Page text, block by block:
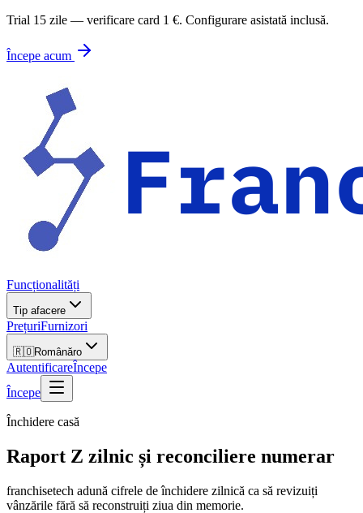
Trial 15 zile — verificare card 1 €. Configurare asistată inclusă.
Începe acum
Funcționalități
Tip afacere
PrețuriFurnizori
🇷🇴Românăro
AutentificareÎncepe
Începe
Închidere casă
Raport Z zilnic și reconciliere numerar
franchisetech adună cifrele de închidere zilnică ca să revizuiți
vânzările fără să reconstruiți ziua din memorie.